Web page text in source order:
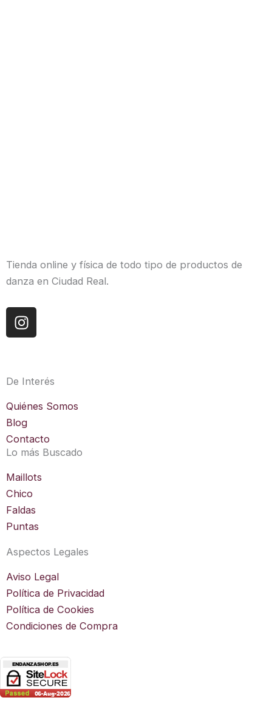
Tienda online y física de todo tipo de productos de
danza en Ciudad Real.
I
n
a
g
r
a
m
De Interés
Quiénes Somos
Blog
Contacto
Lo más Buscado
Maillots
Chico
Faldas
Puntas
Aspectos Legales
Aviso Legal
Política de Privacidad
Política de Cookies
Condiciones de Compra